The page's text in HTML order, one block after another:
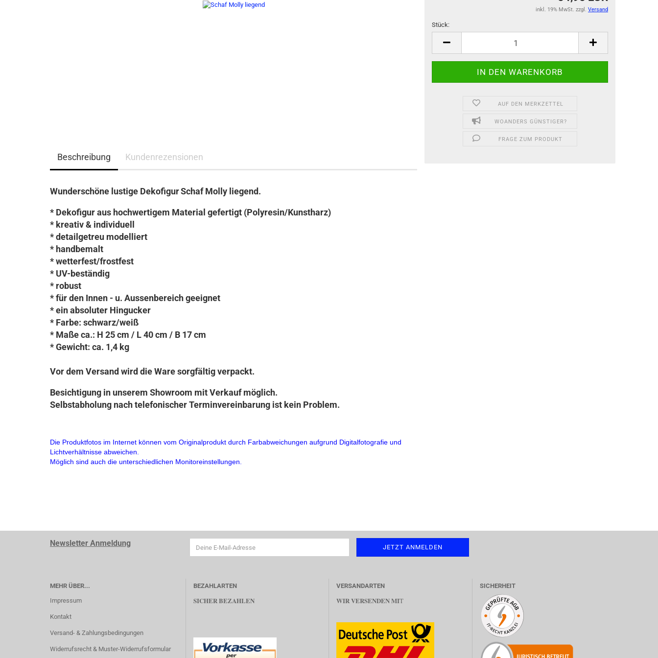
inkl. 19% MwSt. zzgl. Versand
Stück:
Stück
AUF DEN MERKZETTEL
WOANDERS GÜNSTIGER?
FRAGE ZUM PRODUKT
Beschreibung Kundenrezensionen
Wunderschöne lustige DekofigurSchaf Molly liegend.
* Dekofigur aus hochwertigem Material gefertigt (Polyresin/Kunstharz)
* kreativ & individuell
* detailgetreu modelliert
* handbemalt
* wetterfest/frostfest
* UV-beständig
* robust
* für den Innen - u. Aussenbereich geeignet
* ein absoluter Hingucker
* Farbe: schwarz/weiß
* Maße ca.: H 25 cm / L 40 cm / B 17 cm
* Gewicht: ca. 1,4 kg
Vor dem Versand wird die Ware sorgfältig verpackt.
Besichtigung in unserem Showroom mit Verkauf möglich.
Selbstabholung nach telefonischer Terminvereinbarung ist kein Problem.
Die Produktfotos im Internet können vom Originalprodukt durch Farbabweichungen aufgrund Digitalfotografie und
Lichtverhältnisse abweichen.
Möglich sind auch die unterschiedlichen Monitoreinstellungen.
Newsletter Anmeldung
MEHR ÜBER...
Impressum
Kontakt
Versand- & Zahlungsbedingungen
Widerrufsrecht & Muster-Widerrufsformular
BEZAHLARTEN
SICHER BEZAHLEN
VERSANDARTEN
WIR VERSENDEN MIT
SICHERHEIT